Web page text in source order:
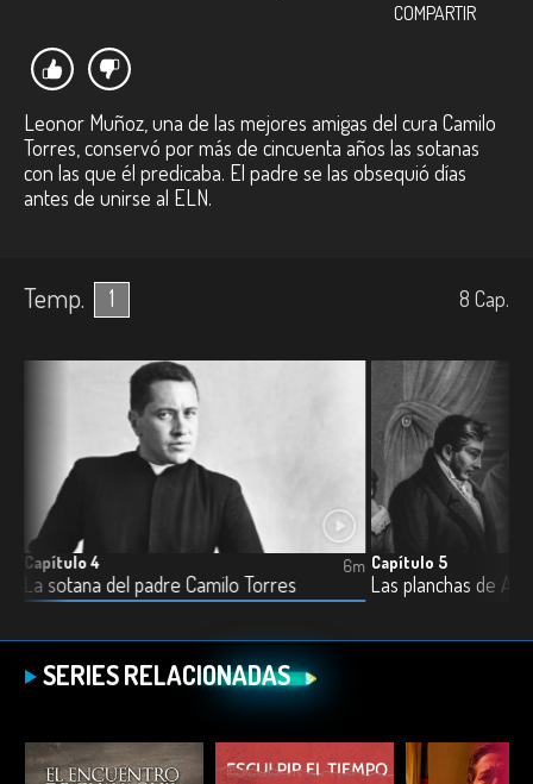
COMPARTIR
Leonor Muñoz, una de las mejores amigas del cura Camilo
Torres, conservó por más de cincuenta años las sotanas
con las que él predicaba. El padre se las obsequió días
antes de unirse al ELN.
Temp. 1 8 Cap.
Capítulo 4
La sotana del padre Camilo Torres
6m Capítulo 5
Las planchas de
SERIES RELACIONADAS